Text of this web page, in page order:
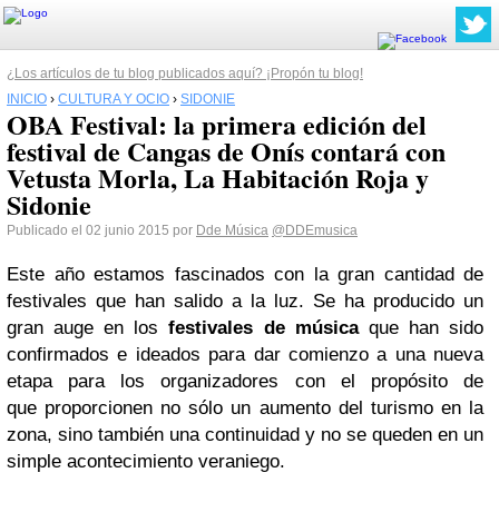
¿Los artículos de tu blog publicados aquí? ¡Propón tu blog!
INICIO › CULTURA Y OCIO › SIDONIE
OBA Festival: la primera edición del
festival de Cangas de Onís contará con
Vetusta Morla, La Habitación Roja y
Sidonie
Publicado el 02 junio 2015 por Dde Música @DDEmusica
Este año estamos fascinados con la gran cantidad de
festivales que han salido a la luz. Se ha producido un
gran auge en losfestivales de música que han sido
confirmados e ideados para dar comienzo a una nueva
etapa para los organizadores con el propósito de
que proporcionen no sólo un aumento del turismo en la
zona, sino también una continuidad y no se queden en un
simple acontecimiento veraniego.